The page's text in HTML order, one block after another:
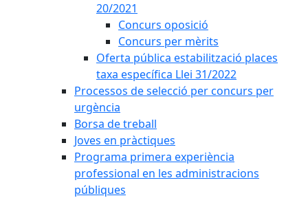
20/2021
Concurs oposició
Concurs per mèrits
Oferta pública estabilització places
taxa específica Llei 31/2022
Processos de selecció per concurs per
urgència
Borsa de treball
Joves en pràctiques
Programa primera experiència
professional en les administracions
públiques